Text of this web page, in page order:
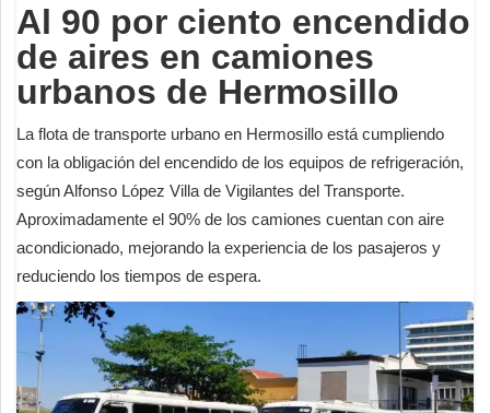
Al 90 por ciento encendido
de aires en camiones
urbanos de Hermosillo
La flota de transporte urbano en Hermosillo está cumpliendo
con la obligación del encendido de los equipos de refrigeración,
según Alfonso López Villa de Vigilantes del Transporte.
Aproximadamente el 90% de los camiones cuentan con aire
acondicionado, mejorando la experiencia de los pasajeros y
reduciendo los tiempos de espera.